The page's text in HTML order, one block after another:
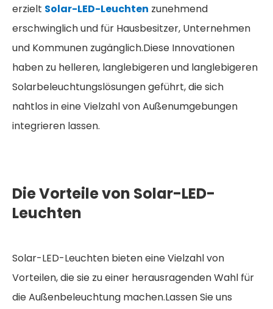
erzielt Solar-LED-Leuchten zunehmend
erschwinglich und für Hausbesitzer, Unternehmen
und Kommunen zugänglich.Diese Innovationen
haben zu helleren, langlebigeren und langlebigeren
Solarbeleuchtungslösungen geführt, die sich
nahtlos in eine Vielzahl von Außenumgebungen
integrieren lassen.
Die Vorteile von Solar-LED-
Leuchten
Solar-LED-Leuchten bieten eine Vielzahl von
Vorteilen, die sie zu einer herausragenden Wahl für
die Außenbeleuchtung machen.Lassen Sie uns